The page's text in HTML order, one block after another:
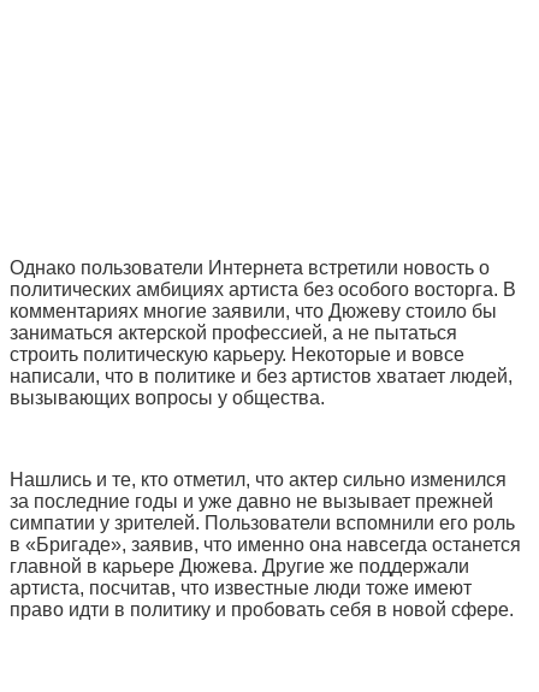
Однако пользователи Интернета встретили новость о
политических амбициях артиста без особого восторга. В
комментариях многие заявили, что Дюжеву стоило бы
заниматься актерской профессией, а не пытаться
строить политическую карьеру. Некоторые и вовсе
написали, что в политике и без артистов хватает людей,
вызывающих вопросы у общества.
Нашлись и те, кто отметил, что актер сильно изменился
за последние годы и уже давно не вызывает прежней
симпатии у зрителей. Пользователи вспомнили его роль
в «Бригаде», заявив, что именно она навсегда останется
главной в карьере Дюжева. Другие же поддержали
артиста, посчитав, что известные люди тоже имеют
право идти в политику и пробовать себя в новой сфере.